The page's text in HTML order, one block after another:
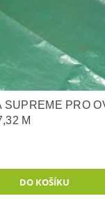
SUPREME PRO
M